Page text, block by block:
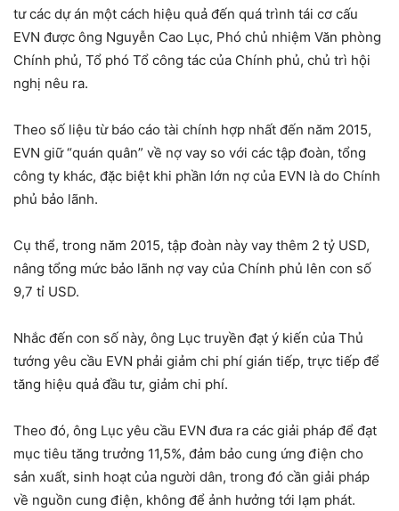
tư các dự án một cách hiệu quả đến quá trình tái cơ cấu
EVN được ông Nguyễn Cao Lục, Phó chủ nhiệm Văn phòng
Chính phủ, Tổ phó Tổ công tác của Chính phủ, chủ trì hội
nghị nêu ra.
Theo số liệu từ báo cáo tài chính hợp nhất đến năm 2015,
EVN giữ “quán quân” về nợ vay so với các tập đoàn, tổng
công ty khác, đặc biệt khi phần lớn nợ của EVN là do Chính
phủ bảo lãnh.
Cụ thể, trong năm 2015, tập đoàn này vay thêm 2 tỷ USD,
nâng tổng mức bảo lãnh nợ vay của Chính phủ lên con số
9,7 tỉ USD.
Nhắc đến con số này, ông Lục truyền đạt ý kiến của Thủ
tướng yêu cầu EVN phải giảm chi phí gián tiếp, trực tiếp để
tăng hiệu quả đầu tư, giảm chi phí.
Theo đó, ông Lục yêu cầu EVN đưa ra các giải pháp để đạt
mục tiêu tăng trưởng 11,5%, đảm bảo cung ứng điện cho
sản xuất, sinh hoạt của người dân, trong đó cần giải pháp
về nguồn cung điện, không để ảnh hưởng tới lạm phát.